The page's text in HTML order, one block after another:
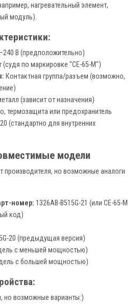
нагревательный элемент,
модуль).
В (предположительно)
(судя по маркировке "CE-65-M")
Контактная группа/разъем (возможно,
(зависит от назначения)
термозащита или предохранитель
(стандартно для внутренних
модели
производителя, но возможные аналоги
номер: 1326AB-B515G-21 (или CE-65-M
код)
20 (предыдущая версия)
с меньшей мощностью)
с большей мощностью)
но возможные варианты:)